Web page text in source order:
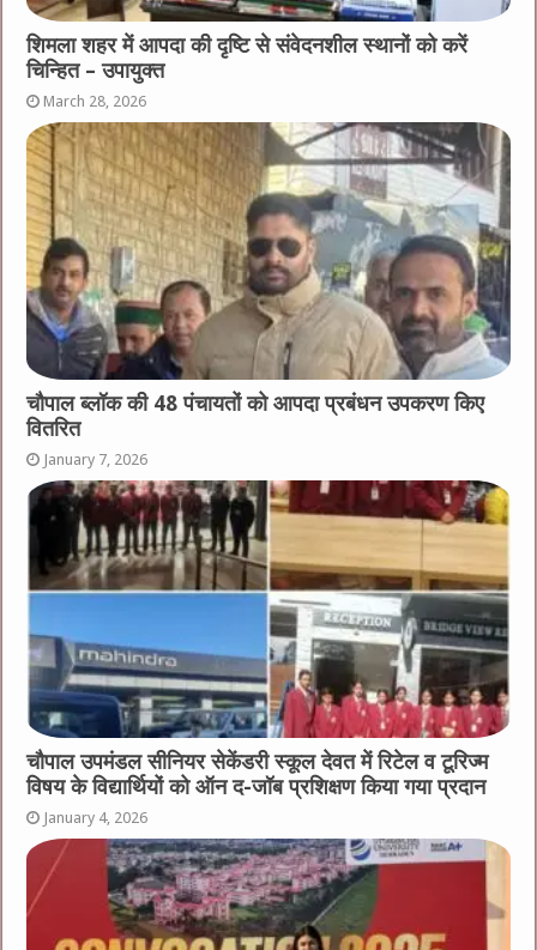
शिमला शहर में आपदा की दृष्टि से संवेदनशील स्थानों को करें
चिन्हित – उपायुक्त
March 28, 2026
चौपाल ब्लॉक की 48 पंचायतों को आपदा प्रबंधन उपकरण किए
वितरित
January 7, 2026
चौपाल उपमंडल सीनियर सेकेंडरी स्कूल देवत में रिटेल व टूरिज्म
विषय के विद्यार्थियों को ऑन द-जॉब प्रशिक्षण किया गया प्रदान
January 4, 2026